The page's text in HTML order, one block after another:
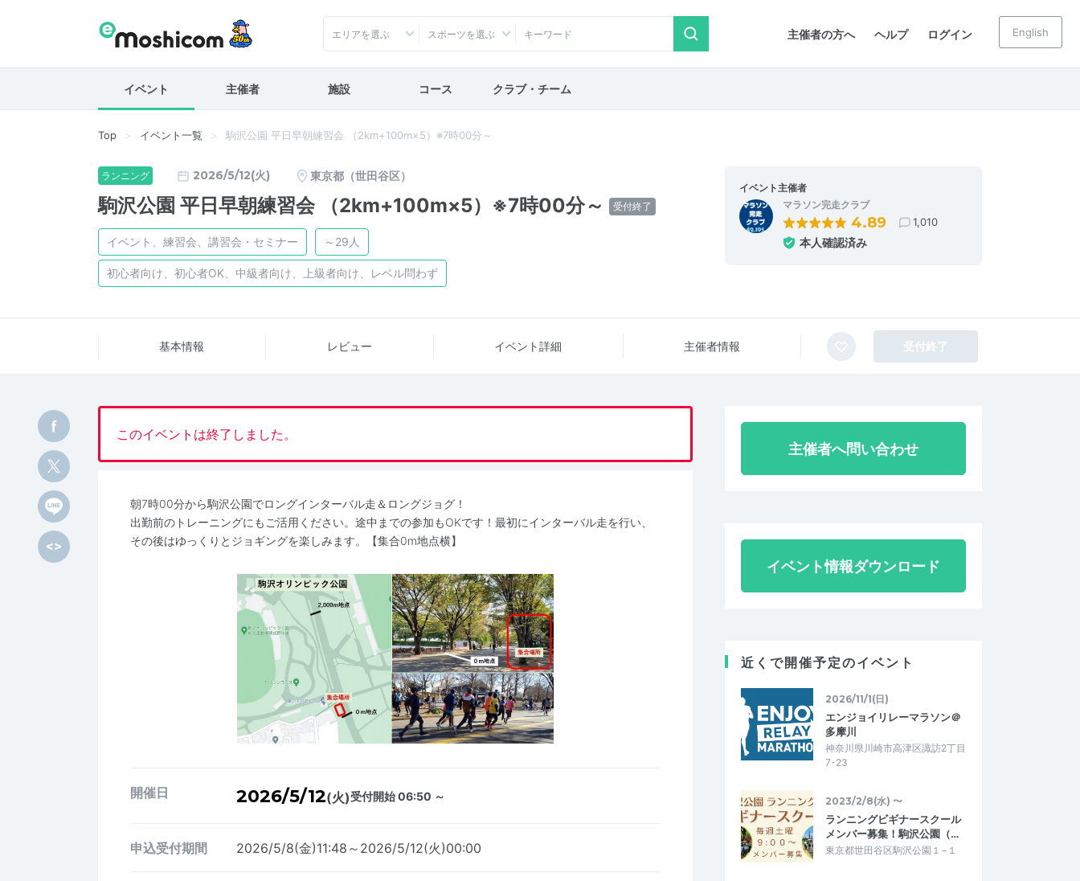
主催者の方へ ヘルプ ログイン
エリアを選ぶ スポーツを選ぶ English
イベント 主催者 施設 コース クラブ・チーム
Top イベント一覧 駒沢公園 平日早朝練習会 （2km+100m×5）※7時00分～
ランニング 2026/5/12(火) 東京都（世田谷区）
駒沢公園 平日早朝練習会 （2km+100m×5）※7時00分～ 受付終了
イベント、練習会、講習会・セミナー ～29人
初心者向け、初心者OK、中級者向け、上級者向け、レベル問わず
イベント主催者
マラソン完走クラブ
4.89 1,010
本人確認済み
基本情報 レビュー イベント詳細 主催者情報 受付終了
このイベントは終了しました。
朝7時00分から駒沢公園でロングインターバル走＆ロングジョグ！
出勤前のトレーニングにもご活用ください。途中までの参加もOKです！最初にインターバル走を行い、
その後はゆっくりとジョギングを楽しみます。【集合0m地点横】
開催日 2026/5/12(火)受付開始 06:50 ～
申込受付期間 2026/5/8(金)11:48～2026/5/12(火)00:00
主催者へ問い合わせ
イベント情報ダウンロード
近くで開催予定のイベント
2026/11/1(日)
エンジョイリレーマラソン＠
多摩川
神奈川県川崎市高津区諏訪2丁目
7-23
2023/2/8(水) 〜
ランニングビギナースクール
メンバー募集！駒沢公園（…
東京都世田谷区駒沢公園１−１